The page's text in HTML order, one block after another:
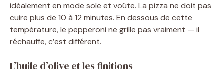
idéalement en mode sole et voûte. La pizza ne doit pas
cuire plus de 10 à 12 minutes. En dessous de cette
température, le pepperoni ne grille pas vraiment — il
réchauffe, c’est différent.
L’huile d’olive et les finitions